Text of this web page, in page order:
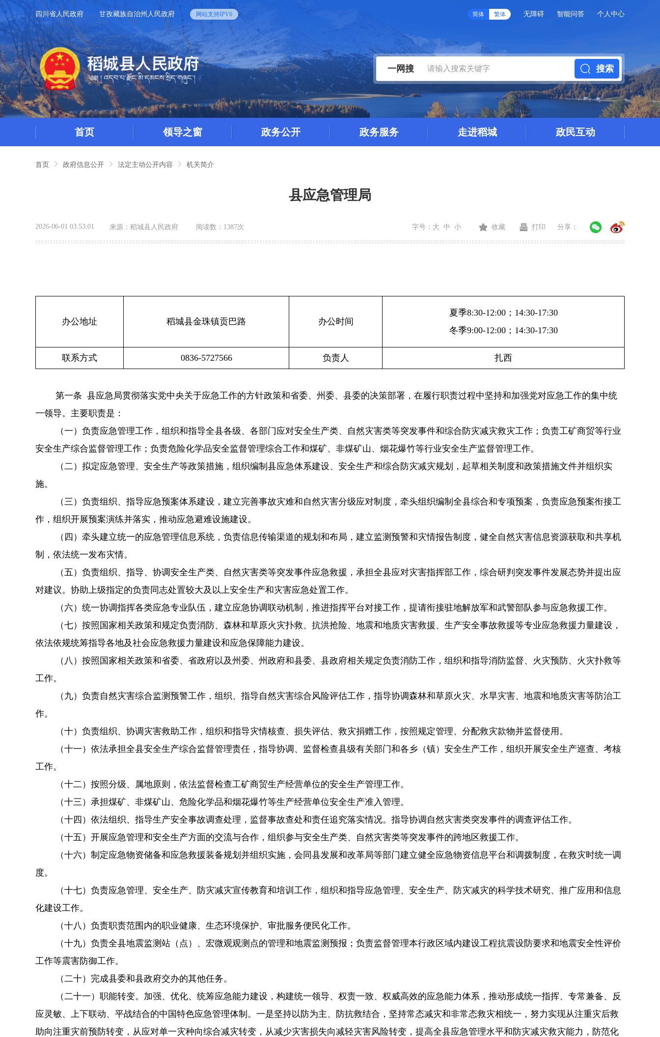
四川省人民政府 甘孜藏族自治州人民政府 网站支持IPV6 简体 繁体 无障碍 智能问答 个人中心
一网搜 搜索
首页 领导之窗 政务公开 政务服务 走进稻城 政民互动
首页 政府信息公开 法定主动公开内容 机关简介
县应急管理局
2026-06-01 03:53:01 来源： 稻城县人民政府 阅读数： 1387次 字号： 大 中 小 收藏 打印 分享：
办公地址 稻城县金珠镇贡巴路 办公时间
夏季8:30-12:00；14:30-17:30
冬季9:00-12:00；14:30-17:30
联系方式 0836-5727566 负责人 扎西
第一条 县应急局贯彻落实党中央关于应急工作的方针政策和省委、州委、县委的决策部署，在履行职责过程中坚持和加强党对应急工作的集中统
一领导。主要职责是：
（一）负责应急管理工作，组织和指导全县各级、各部门应对安全生产类、自然灾害类等突发事件和综合防灾减灾救灾工作；负责工矿商贸等行业
安全生产综合监督管理工作；负责危险化学品安全监督管理综合工作和煤矿、非煤矿山、烟花爆竹等行业安全生产监督管理工作。
（二）拟定应急管理、安全生产等政策措施，组织编制县应急体系建设、安全生产和综合防灾减灾规划，起草相关制度和政策措施文件并组织实
施。
（三）负责组织、指导应急预案体系建设，建立完善事故灾难和自然灾害分级应对制度，牵头组织编制全县综合和专项预案，负责应急预案衔接工
作，组织开展预案演练并落实，推动应急避难设施建设。
（四）牵头建立统一的应急管理信息系统，负责信息传输渠道的规划和布局，建立监测预警和灾情报告制度，健全自然灾害信息资源获取和共享机
制，依法统一发布灾情。
（五）负责组织、指导、协调安全生产类、自然灾害类等突发事件应急救援，承担全县应对灾害指挥部工作，综合研判突发事件发展态势并提出应
对建议。协助上级指定的负责同志处置较大及以上安全生产和灾害应急处置工作。
（六）统一协调指挥各类应急专业队伍，建立应急协调联动机制，推进指挥平台对接工作，提请衔接驻地解放军和武警部队参与应急救援工作。
（七）按照国家相关政策和规定负责消防、森林和草原火灾扑救、抗洪抢险、地震和地质灾害救援、生产安全事故救援等专业应急救援力量建设，
依法依规统筹指导各地及社会应急救援力量建设和应急保障能力建设。
（八）按照国家相关政策和省委、省政府以及州委、州政府和县委、县政府相关规定负责消防工作，组织和指导消防监督、火灾预防、火灾扑救等
工作。
（九）负责自然灾害综合监测预警工作，组织、指导自然灾害综合风险评估工作，指导协调森林和草原火灾、水旱灾害、地震和地质灾害等防治工
作。
（十）负责组织、协调灾害救助工作，组织和指导灾情核查、损失评估、救灾捐赠工作，按照规定管理、分配救灾款物并监督使用。
（十一）依法承担全县安全生产综合监督管理责任，指导协调、 监督检查县级有关部门和各乡（镇）安全生产工作，组织开展安全生产巡查、考核
工作。
（十二）按照分级、属地原则，依法监督检查工矿商贸生产经营单位的安全生产管理工作。
（十三）承担煤矿、非煤矿山、危险化学品和烟花爆竹等生产经营单位安全生产准入管理。
（十四）依法组织、指导生产安全事故调查处理，监督事故查处和责任追究落实情况。指导协调自然灾害类突发事件的调查评估工作。
（十五）开展应急管理和安全生产方面的交流与合作，组织参与安全生产类、自然灾害类等突发事件的跨地区救援工作。
（十六）制定应急物资储备和应急救援装备规划并组织实施，会同县发展和改革局等部门建立健全应急物资信息平台和调拨制度，在救灾时统一调
度。
（十七）负责应急管理、安全生产、防灾减灾宣传教育和培训 工作，组织和指导应急管理、安全生产、防灾减灾的科学技术研究、推广应用和信息
化建设工作。
（十八）负责职责范围内的职业健康、生态环境保护、审批服务便民化工作。
（十九）负责全县地震监测站（点）、宏微观观测点的管理和地震监测预报；负责监督管理本行政区域内建设工程抗震设防要求和地震安全性评价
工作等震害防御工作。
（二十）完成县委和县政府交办的其他任务。
（二十一）职能转变。加强、优化、统筹应急能力建设，构建统一领导、权责一致、权威高效的应急能力体系，推动形成统一指挥、专常兼备、反
应灵敏、上下联动、平战结合的中国特色应急管理体制。一是坚持以防为主、防抗救结合，坚持常态减灾和非常态救灾相统一，努力实现从注重灾后救
助向注重灾前预防转变，从应对单一灾种向综合减灾转变，从减少灾害损失向减轻灾害风险转变，提高全县应急管理水平和防灾减灾救灾能力，防范化